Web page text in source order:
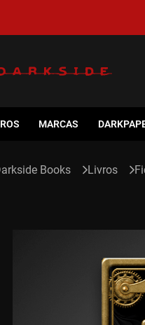
MARCAS
Livros